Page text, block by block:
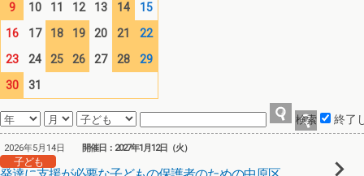
9
10 11 12 13 14
15
16
17 18 19 20 21
22
23
24 25 26 27 28
29
30
31
終了
2026年5月14日
子ども
開催日：2027年1月12日（火）